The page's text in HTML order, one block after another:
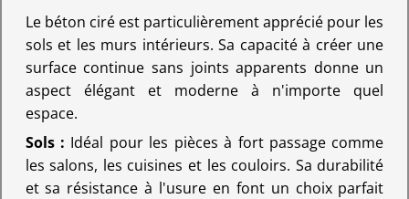
Le béton ciré est particulièrement apprécié pour les
sols et les murs intérieurs. Sa capacité à créer une
surface continue sans joints apparents donne un
aspect élégant et moderne à n'importe quel
espace.
Sols : Idéal pour les pièces à fort passage comme
les salons, les cuisines et les couloirs. Sa durabilité
et sa résistance à l'usure en font un choix parfait